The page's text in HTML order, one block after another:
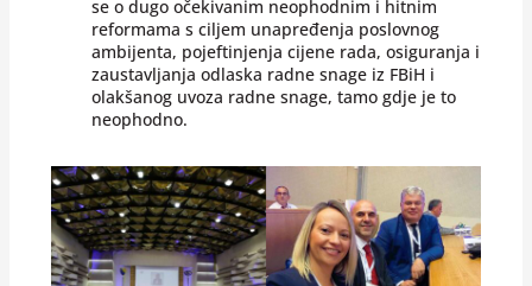
se o dugo očekivanim neophodnim i hitnim
reformama s ciljem unapređenja poslovnog
ambijenta, pojeftinjenja cijene rada, osiguranja i
zaustavljanja odlaska radne snage iz FBiH i
olakšanog uvoza radne snage, tamo gdje je to
neophodno.